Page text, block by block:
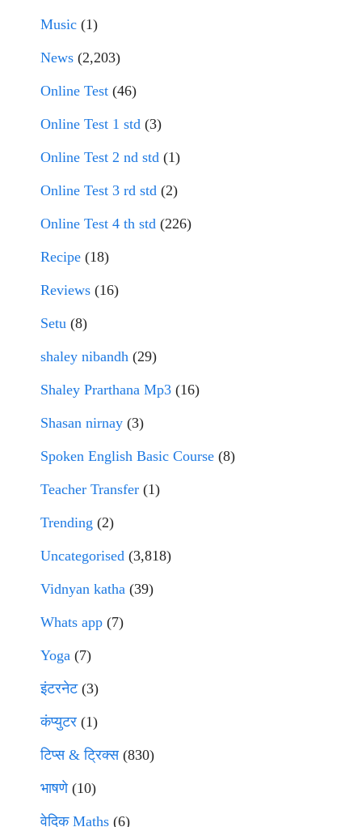
Music (1)
News (2,203)
Online Test (46)
Online Test 1 std (3)
Online Test 2 nd std (1)
Online Test 3 rd std (2)
Online Test 4 th std (226)
Recipe (18)
Reviews (16)
Setu (8)
shaley nibandh (29)
Shaley Prarthana Mp3 (16)
Shasan nirnay (3)
Spoken English Basic Course (8)
Teacher Transfer (1)
Trending (2)
Uncategorised (3,818)
Vidnyan katha (39)
Whats app (7)
Yoga (7)
इंटरनेट(3)
कंप्युटर (1)
टिप्स & ट्रिक्स(830)
भाषणे(10)
वेदिक Maths (6)